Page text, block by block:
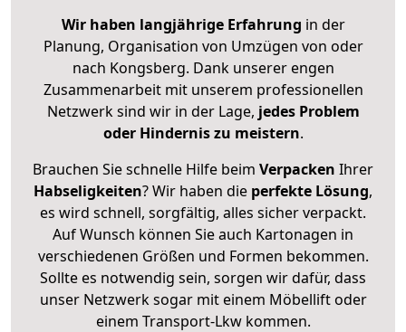
Wir haben langjährige Erfahrung in der
Planung, Organisation von Umzügen von oder
nach Kongsberg. Dank unserer engen
Zusammenarbeit mit unserem professionellen
Netzwerk sind wir in der Lage, jedes Problem
oder Hindernis zu meistern.
Brauchen Sie schnelle Hilfe beim Verpacken Ihrer
Habseligkeiten? Wir haben die perfekte Lösung,
es wird schnell, sorgfältig, alles sicher verpackt.
Auf Wunsch können Sie auch Kartonagen in
verschiedenen Größen und Formen bekommen.
Sollte es notwendig sein, sorgen wir dafür, dass
unser Netzwerk sogar mit einem Möbellift oder
einem Transport-Lkw kommen.